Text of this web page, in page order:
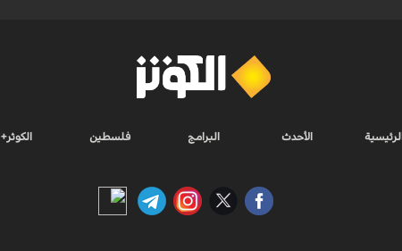
الرئيسية الأحدث البرامج فلسطين الكوثر+